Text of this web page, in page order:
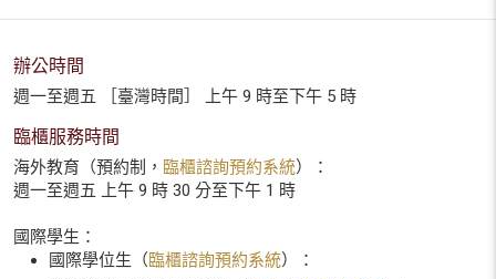
辦公時間
週一至週五 ［臺灣時間］ 上午 9 時至下午 5 時
臨櫃服務時間
海外教育（預約制， 臨櫃諮詢預約系統）：
週一至週五 上午 9 時 30 分至下午 1 時
國際學生：
國際學位生（臨櫃諮詢預約系統）：